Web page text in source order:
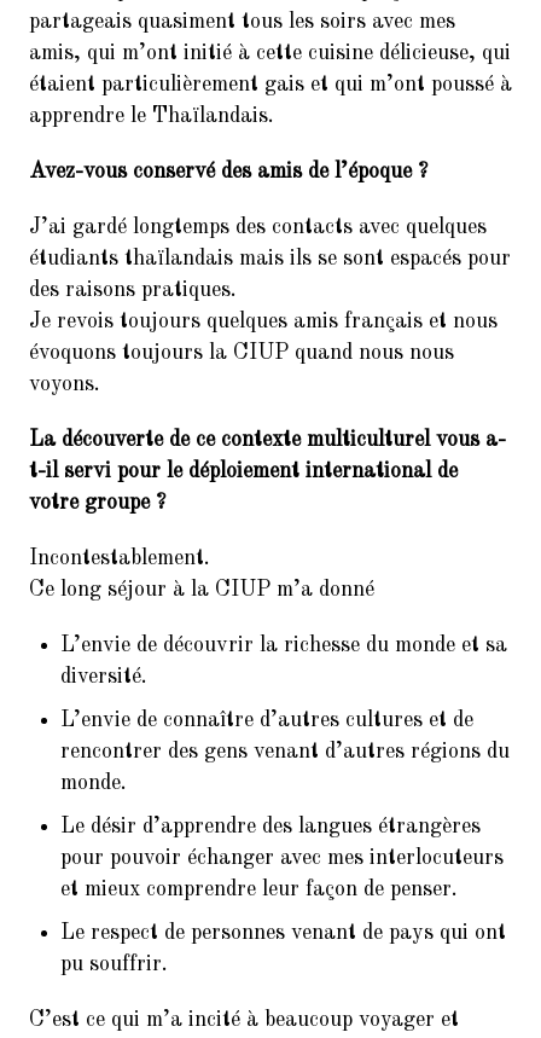
partageais quasiment tous les soirs avec mes
amis, qui m’ont initié à cette cuisine délicieuse, qui
étaient particulièrement gais et qui m’ont poussé à
apprendre le Thaïlandais.
Avez-vous conservé des amis de l’époque ?
J’ai gardé longtemps des contacts avec quelques
étudiants thaïlandais mais ils se sont espacés pour
des raisons pratiques.
Je revois toujours quelques amis français et nous
évoquons toujours la CIUP quand nous nous
voyons.
La découverte de ce contexte multiculturel vous a-
t-il servi pour le déploiement international de
votre groupe ?
Incontestablement.
Ce long séjour à la CIUP m’a donné
L’envie de découvrir la richesse du monde et sa
diversité.
L’envie de connaître d’autres cultures et de
rencontrer des gens venant d’autres régions du
monde.
Le désir d’apprendre des langues étrangères
pour pouvoir échanger avec mes interlocuteurs
et mieux comprendre leur façon de penser.
Le respect de personnes venant de pays qui ont
pu souffrir.
C’est ce qui m’a incité à beaucoup voyager et